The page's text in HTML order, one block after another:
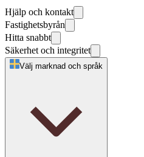
Hjälp och kontakt
Fastighetsbyrån
Hitta snabbt
Säkerhet och integritet
Välj marknad och språk